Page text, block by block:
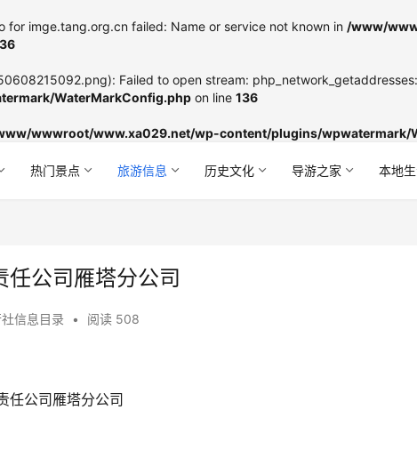
imge.tang.org.cn failed: Name or service not known in /www/
Failed to open stream:
WaterMarkConfig.php on line 136
wwwroot/www.xa029.net/wp-content/plugins/wpwatermark/
热门景点 旅游信息 历史文化 导游之家 本地
公司雁塔分公司
信息目录 • 阅读 508
任公司雁塔分公司